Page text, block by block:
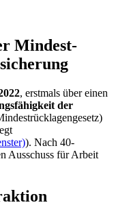
Mindest­
, erstmals über einen
der
). Nach 40-
Ausschuss für Arbeit